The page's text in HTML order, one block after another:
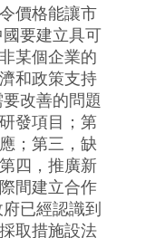
價格能讓市
要建立具可
某個企業的
和政策支持
改善的問題
發項目；第
；第三，缺
四，推廣新
間建立合作
已經認識到
取措施設法